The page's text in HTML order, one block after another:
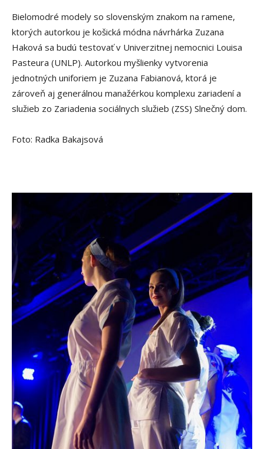
Bielomodré modely so slovenským znakom na ramene,
ktorých autorkou je košická módna návrhárka Zuzana
Haková sa budú testovať v Univerzitnej nemocnici Louisa
Pasteura (UNLP). Autorkou myšlienky vytvorenia
jednotných uniforiem je Zuzana Fabianová, ktorá je
zároveň aj generálnou manažérkou komplexu zariadení a
služieb zo Zariadenia sociálnych služieb (ZSS) Slnečný dom.
Foto: Radka Bakajsová